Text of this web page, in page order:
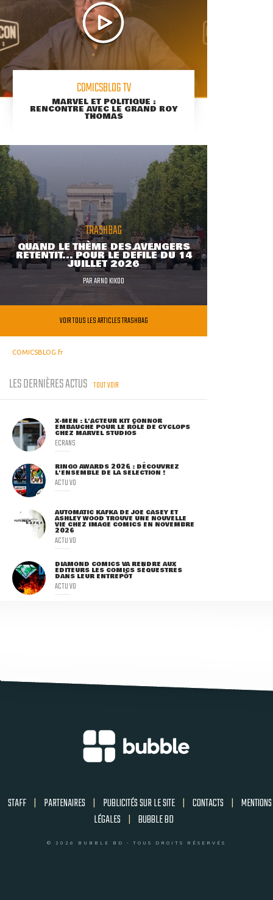
COMICSBLOG TV
MARVEL ET POLITIQUE :
RENCONTRE AVEC LE GRAND ROY
THOMAS
TRASHBAG
QUAND LE THÈME DES AVENGERS
RETENTIT... POUR LE DÉFILÉ DU 14
JUILLET 2026
PARARNO KIKOO
VOIR TOUS LES ARTICLES TRASHBAG
COMICSBLOG.fr
LES DERNIÈRES ACTUS TOUT VOIR
X-MEN : L'ACTEUR KIT CONNOR
EMBAUCHÉ POUR LE RÔLE DE CYCLOPS
CHEZ MARVEL STUDIOS
ECRANS
RINGO AWARDS 2026 : DÉCOUVREZ
L'ENSEMBLE DE LA SÉLECTION !
ACTU VO
AUTOMATIC KAFKA DE JOE CASEY ET
ASHLEY WOOD TROUVE UNE NOUVELLE
VIE CHEZ IMAGE COMICS EN NOVEMBRE
2026
ACTU VO
DIAMOND COMICS VA RENDRE AUX
ÉDITEURS LES COMICS SÉQUESTRÉS
DANS LEUR ENTREPÔT
ACTU VO
STAFF | PARTENAIRES | PUBLICITÉS SUR LE SITE | CONTACTS | MENTIONS
LÉGALES | BUBBLE BD
© 2026 BUBBLE BD - TOUS DROITS RÉSERVÉS